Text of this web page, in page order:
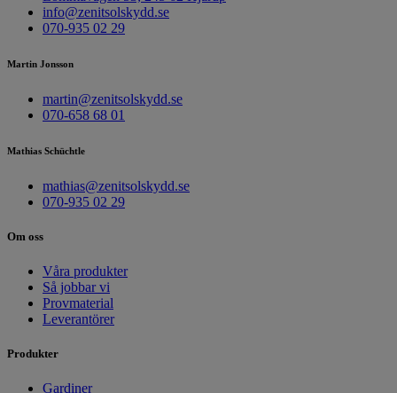
info@zenitsolskydd.se
070-935 02 29
Martin Jonsson
martin@zenitsolskydd.se
070-658 68 01
Mathias Schüchtle
mathias@zenitsolskydd.se
070-935 02 29
Om oss
Våra produkter
Så jobbar vi
Provmaterial
Leverantörer
Produkter
Gardiner